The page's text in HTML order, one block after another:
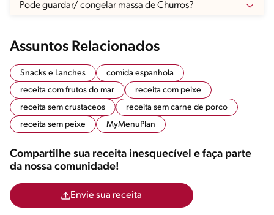
Pode guardar/ congelar massa de Churros?
Assuntos Relacionados
Snacks e Lanches
comida espanhola
receita com frutos do mar
receita com peixe
receita sem crustaceos
receita sem carne de porco
receita sem peixe
MyMenuPlan
Compartilhe sua receita inesquecível e faça parte
da nossa comunidade!
Envie sua receita